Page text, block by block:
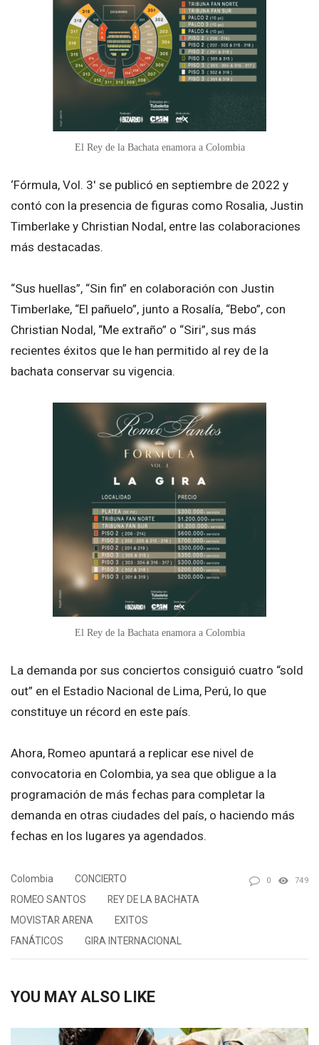
El Rey de la Bachata enamora a Colombia
‘Fórmula, Vol. 3′ se publicó en septiembre de 2022 y
contó con la presencia de figuras como Rosalia, Justin
Timberlake y Christian Nodal, entre las colaboraciones
más destacadas.
“Sus huellas”, “Sin fin” en colaboración con Justin
Timberlake, “El pañuelo”, junto a Rosalía, “Bebo”, con
Christian Nodal, “Me extraño” o “Siri”, sus más
recientes éxitos que le han permitido al rey de la
bachata conservar su vigencia.
El Rey de la Bachata enamora a Colombia
La demanda por sus conciertos consiguió cuatro “sold
out” en el Estadio Nacional de Lima, Perú, lo que
constituye un récord en este país.
Ahora, Romeo apuntará a replicar ese nivel de
convocatoria en Colombia, ya sea que obligue a la
programación de más fechas para completar la
demanda en otras ciudades del país, o haciendo más
fechas en los lugares ya agendados.
Colombia
CONCIERTO
ROMEO SANTOS
REY DE LA BACHATA
MOVISTAR ARENA
EXITOS
FANÁTICOS
GIRA INTERNACIONAL
0 749
YOU MAY ALSO LIKE